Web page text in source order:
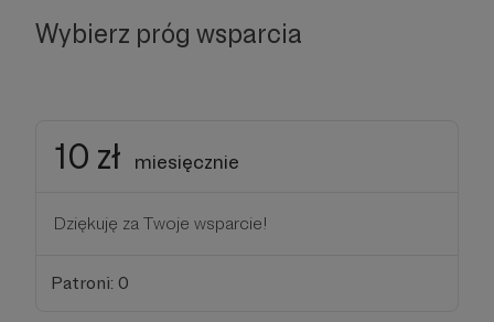
Wybierz próg wsparcia
10 zł miesięcznie
Dziękuję za Twoje wsparcie!
Patroni: 0